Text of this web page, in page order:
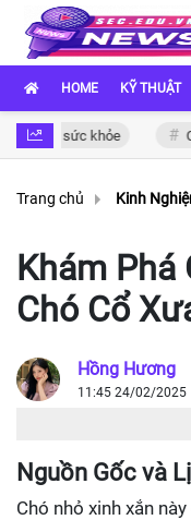
HOME KỸ THUẬT
sức khỏe Cách
Trang chủ Kinh
Khám Phá
Chó Cổ
Hồng Hương
11:45 24/02/2025
Nguồn Gốc và
Chó nhỏ xinh xắn